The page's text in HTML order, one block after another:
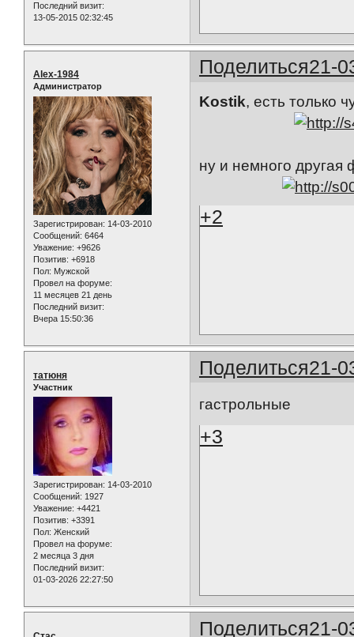
Последний визит:
13-05-2015 02:32:45
Поделиться21-
Alex-1984
Администратор
Зарегистрирован: 14-03-2010
Сообщений: 6464
Уважение: +9626
Позитив: +6918
Пол: Мужской
Провел на форуме:
11 месяцев 21 день
Последний визит:
Вчера 15:50:36
Kostik, есть только
ну и немного
+2
Поделиться21-
татюня
Участник
Зарегистрирован: 14-03-2010
Сообщений: 1927
Уважение: +4421
Позитив: +3391
Пол: Женский
Провел на форуме:
2 месяца 3 дня
Последний визит:
01-03-2026 22:27:50
гастрольные
+3
Поделиться21-